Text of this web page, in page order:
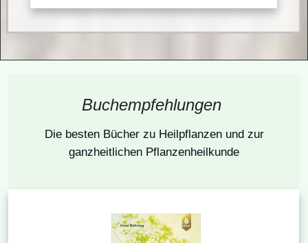
Buchempfehlungen
Die besten Bücher zu Heilpflanzen und zur
ganzheitlichen Pflanzenheilkunde